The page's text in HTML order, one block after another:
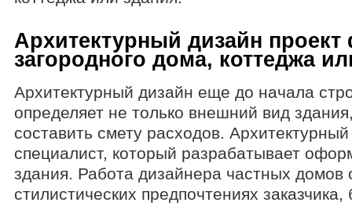
Расширенный поиск по сайту
Архитектурный дизайн проект
загородного дома, коттеджа
Архитектурный дизайн еще до начала
определяет не только внешний вид
составить смету расходов.
специалист, который разрабатывает
здания. Работа дизайнера частных домов
стилистических предпочтениях